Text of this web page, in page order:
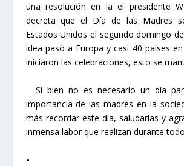
una resolución en la el presidente
decreta que el Día de las Madres
Estados Unidos el segundo domingo
idea pasó a Europa y casi 40 países
iniciaron las celebraciones, esto se
Si bien no es necesario un día
importancia de las madres en la
más recordar este día, saludarlas y
inmensa labor que realizan durante
-